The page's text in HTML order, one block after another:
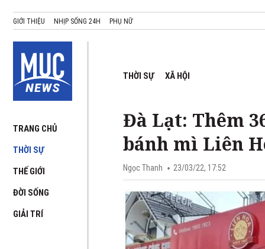
GIỚI THIỆU NHỊP SỐNG 24H PHỤ NỮ
TRANG CHỦ
THỜI SỰ
THẾ GIỚI
ĐỜI SỐNG
GIẢI TRÍ
THỜI SỰ XÃ HỘI
Đà Lạt: Thêm
bánh mì Liên
Ngọc Thanh 23/03/22, 17:52